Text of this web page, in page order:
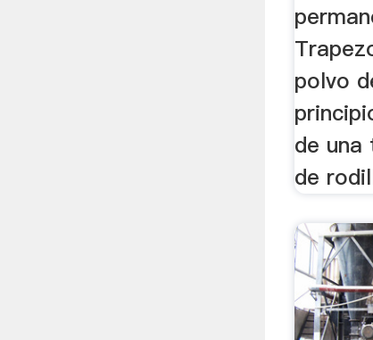
polvo
de
de